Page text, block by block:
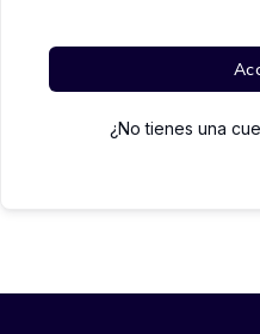
¿No tienes una